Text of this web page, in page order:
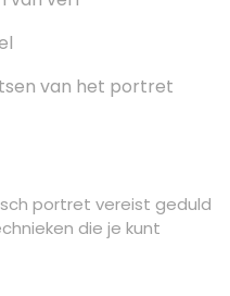
van het portret
portret vereist geduld
die je kunt